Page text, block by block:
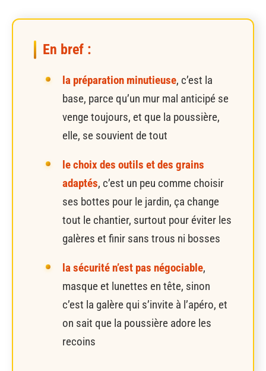
En bref :
la préparation minutieuse, c’est la
base, parce qu’un mur mal anticipé se
venge toujours, et que la poussière,
elle, se souvient de tout
le choix des outils et des grains
adaptés, c’est un peu comme choisir
ses bottes pour le jardin, ça change
tout le chantier, surtout pour éviter les
galères et finir sans trous ni bosses
la sécurité n’est pas négociable,
masque et lunettes en tête, sinon
c’est la galère qui s’invite à l’apéro, et
on sait que la poussière adore les
recoins